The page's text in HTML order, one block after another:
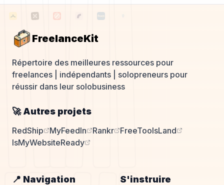
FreelanceKit
Répertoire des meilleures ressources pour
freelances | indépendants | solopreneurs pour
réussir dans leur solobusiness
🚀 Autres projets
RedShip MyFeedIn Rankr
FreeToolsLand
IsMyWebsiteReady
📍 Navigation S'instruire